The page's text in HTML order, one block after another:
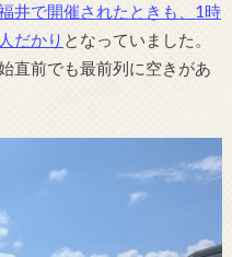
井で開催されたときも、1時
だかり となっていました。
直前でも最前列に空きがあ